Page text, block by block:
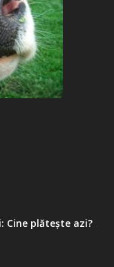
Cine plătește azi?